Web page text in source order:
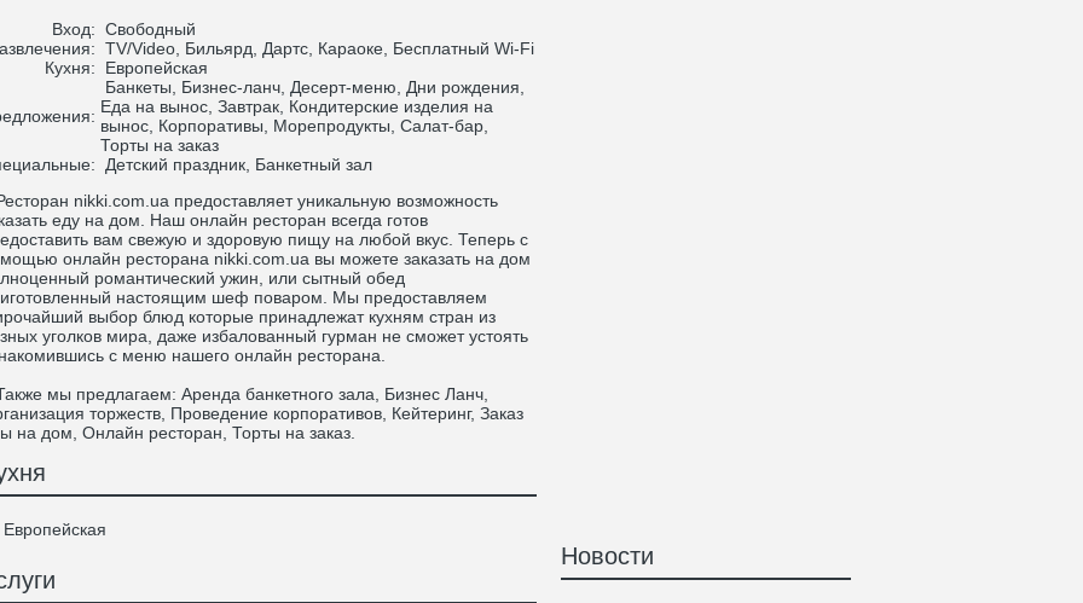
Вход: Свободный
TV/Video, Бильярд, Дартс, Караоке, Бесплатный Wi-Fi
Кухня:
Европейская
Банкеты, Бизнес-ланч, Десерт-меню, Дни рождения,
Еда на вынос, Завтрак, Кондитерские изделия на
вынос, Корпоративы, Морепродукты, Салат-бар,
Торты на заказ
Детский праздник, Банкетный зал
nikki.com.ua предоставляет уникальную возможность
еду на дом. Наш онлайн ресторан всегда готов
вам свежую и здоровую пищу на любой вкус. Теперь с
онлайн ресторана nikki.com.ua вы можете заказать на дом
романтический ужин, или сытный обед
настоящим шеф поваром. Мы предоставляем
выбор блюд которые принадлежат кухням стран из
уголков мира, даже избалованный гурман не сможет устоять
с меню нашего онлайн ресторана.
мы предлагаем: Аренда банкетного зала, Бизнес Ланч,
торжеств, Проведение корпоративов, Кейтеринг, Заказ
на дом, Онлайн ресторан, Торты на заказ.
Европейская
Новости